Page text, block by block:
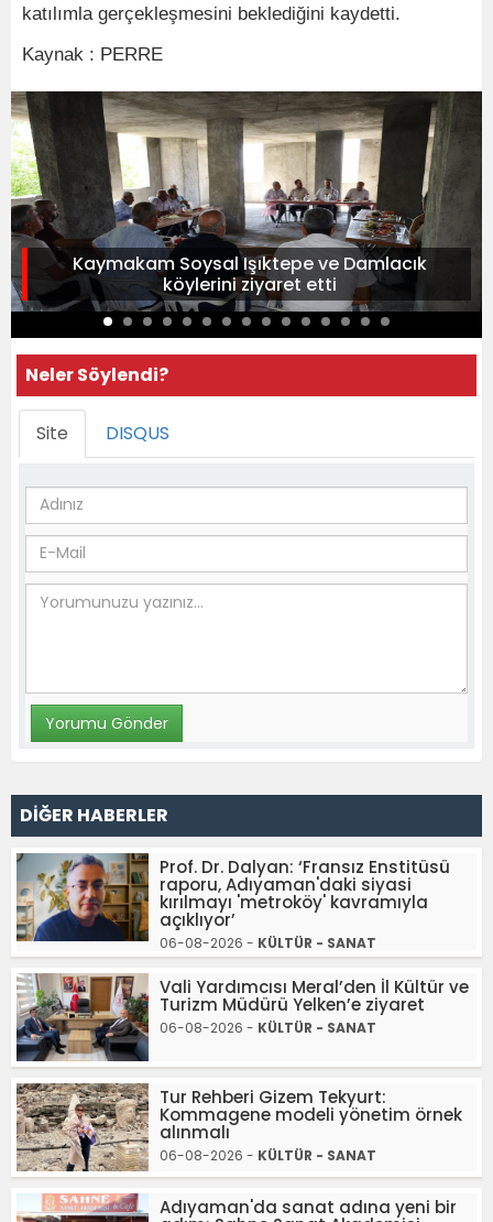
katılımla gerçekleşmesini beklediğini kaydetti.
Kaynak : PERRE
Kaymakam Soysal Işıktepe ve Damlacık
köylerini ziyaret etti
Neler Söylendi?
Site DISQUS
DİĞER HABERLER
Prof. Dr. Dalyan: ‘Fransız Enstitüsü
raporu, Adıyaman'daki siyasi
kırılmayı 'metroköy' kavramıyla
açıklıyor’
06-08-2026 - KÜLTÜR - SANAT
Vali Yardımcısı Meral’den İl Kültür ve
Turizm Müdürü Yelken’e ziyaret
06-08-2026 - KÜLTÜR - SANAT
Tur Rehberi Gizem Tekyurt:
Kommagene modeli yönetim örnek
alınmalı
06-08-2026 - KÜLTÜR - SANAT
Adıyaman'da sanat adına yeni bir